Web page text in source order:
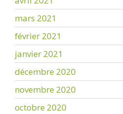
mars 2021
février 2021
janvier 2021
décembre 2020
novembre 2020
octobre 2020